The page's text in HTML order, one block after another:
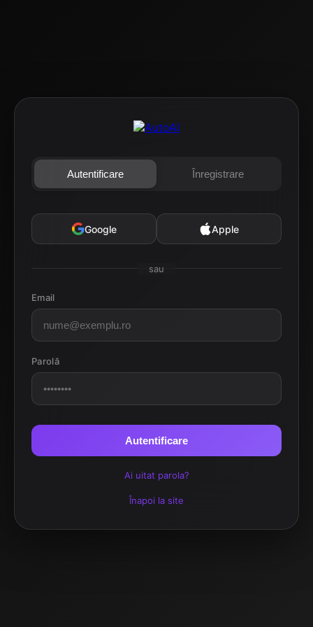
Autentificare Înregistrare
Google Apple
sau
Email
Parolă
Autentificare
Ai uitat parola?
Înapoi la site